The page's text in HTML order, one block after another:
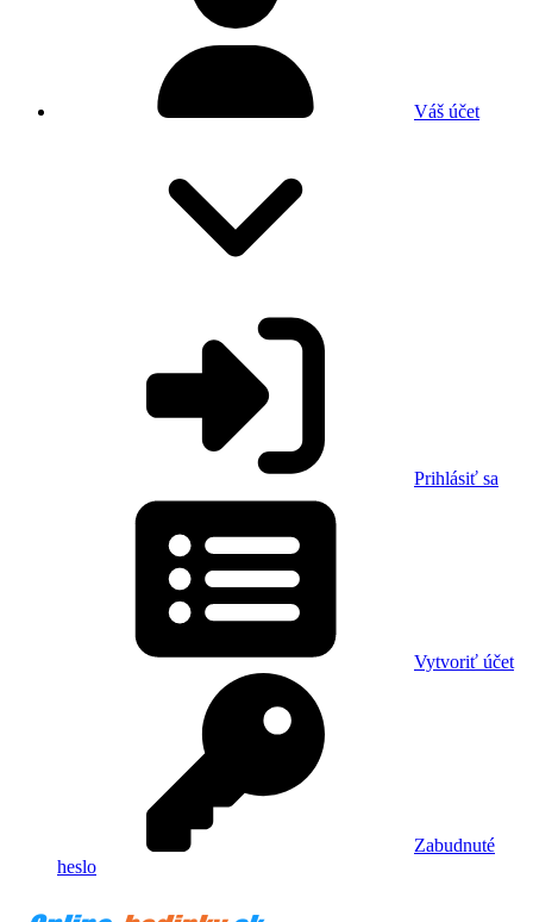
Váš účet
Prihlásiť sa
Vytvoriť účet
Zabudnuté
heslo